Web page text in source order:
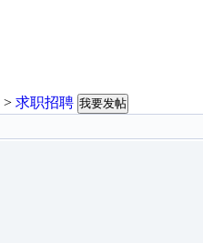
> 求职招聘 我要发帖